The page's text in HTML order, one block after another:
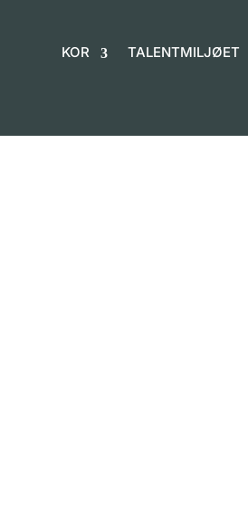
KOR TALENTMILJØET